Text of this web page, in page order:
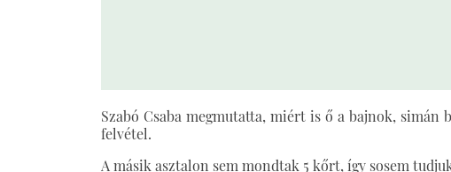
Szabó Csaba megmutatta, miért is ő a bajnok,
felvétel.
A másik asztalon sem mondtak 5 kőrt, így sosem